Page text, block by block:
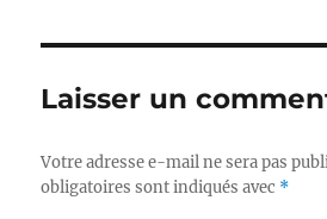
Laisser un
Votre adresse e-mail ne sera pas
obligatoires sont indiqués avec *